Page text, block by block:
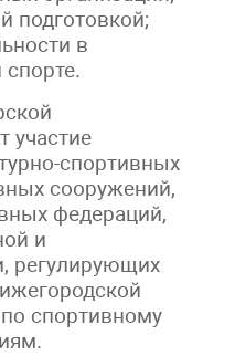
подготовкой;
в
спорте.
участие
спортивных
сооружений,
федераций,
и
регулирующих
спортивному